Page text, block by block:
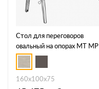
Стол для переговоров
овальный на опорах МТ МР
Б1Б 145
160x100x75